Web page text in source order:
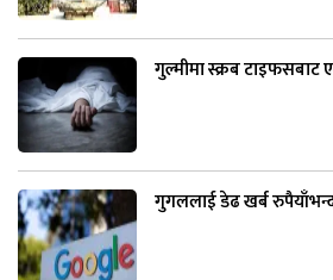
गुल्मीमा स्क्रब टाइफसबाट
गुगललाई डेढ खर्ब